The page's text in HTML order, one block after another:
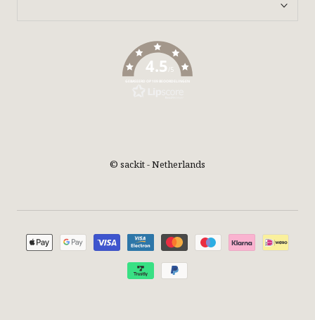
4.5 /5
GEBASEERD OP 109 BEOORDELINGEN
© sackit - Netherlands